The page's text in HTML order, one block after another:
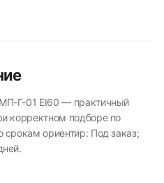
Г-01 EI60 — практичный
корректном подборе по
ориентир: Под заказ;